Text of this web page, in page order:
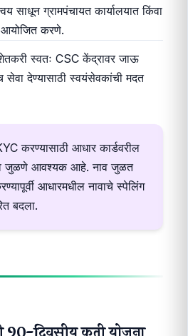
साधून ग्रामपंचायत कार्यालयात किंवा
आयोजित करणे.
स्वतः CSC केंद्रावर जाऊ
सेवा देण्यासाठी स्वयंसेवकांची मदत
करण्यासाठी आधार कार्डवरील
जुळणे आवश्यक आहे. नाव जुळत
आधारमधील नावाचे स्पेलिंग
बदला.